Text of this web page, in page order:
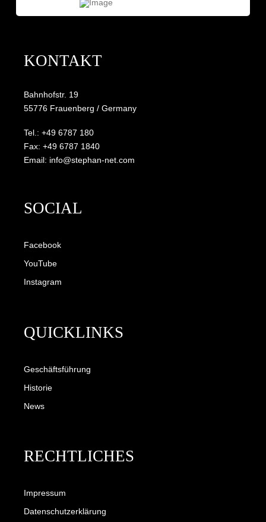
KONTAKT
Bahnhofstr. 19
55776 Frauenberg / Germany
Tel.: +49 6787 180
Fax: +49 6787 1840
Email: info@stephan-net.com
SOCIAL
Facebook
YouTube
Instagram
QUICKLINKS
Geschäftsführung
Historie
News
RECHTLICHES
Impressum
Datenschutzerklärung